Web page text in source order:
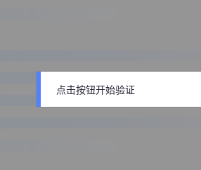
点击按钮开始验证